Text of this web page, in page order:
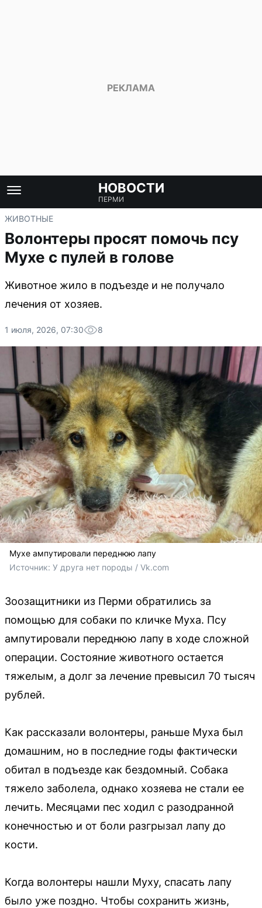
НОВОСТИ
ПЕРМИ
ЖИВОТНЫЕ
Волонтеры просят помочь псу
Мухе с пулей в голове
Животное жило в подъезде и не получало
лечения от хозяев.
1 июля, 2026, 07:30 8
Мухе ампутировали переднюю лапу
Источник: У друга нет породы / Vk.com
Зоозащитники из Перми обратились за
помощью для собаки по кличке Муха. Псу
ампутировали переднюю лапу в ходе сложной
операции. Состояние животного остается
тяжелым, а долг за лечение превысил 70 тысяч
рублей.
Как рассказали волонтеры, раньше Муха был
домашним, но в последние годы фактически
обитал в подъезде как бездомный. Собака
тяжело заболела, однако хозяева не стали ее
лечить. Месяцами пес ходил с разодранной
конечностью и от боли разгрызал лапу до
кости.
Когда волонтеры нашли Муху, спасать лапу
было уже поздно. Чтобы сохранить жизнь,